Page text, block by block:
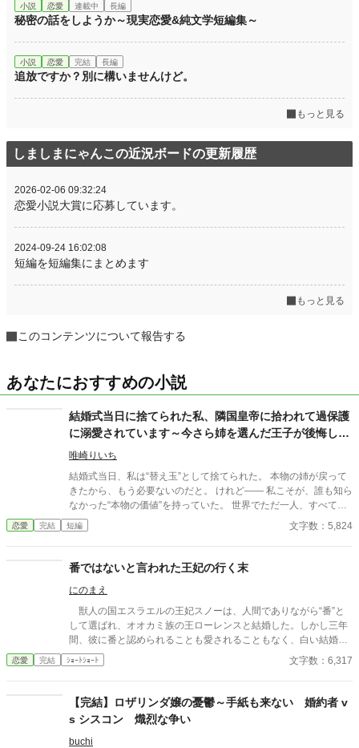
小説 恋愛 連載中 長編
秘密の話をしようか～現実恋愛&純文学短編集～
小説 恋愛 完結 長編
追放ですか？別に構いませんけど。
もっと見る
しましまにゃんこの近況ボードの更新履歴
2026-02-06 09:32:24
恋愛小説大賞に応募しています。
2024-09-24 16:02:08
短編を短編集にまとめます
もっと見る
このコンテンツについて報告する
あなたにおすすめの小説
結婚式当日に捨てられた私、隣国皇帝に拾われて過保護
に溺愛されています～今さら姉を選んだ王子が後悔して
も手遅れです～
唯崎りいち
結婚式当日、私は“替え玉”として捨てられた。 本物の姉が戻って
きたから、もう必要ないのだと。 けれど—— 私こそが、誰も知ら
なかった“本物の価値”を持っていた。 世界でただ一人、すべてを
癒す力。 そして、その価値を知るただ一人の人が、皇帝となって
私を迎えに来る。 これは、すべてを失った少女が、本当に必要と
恋愛 完結 短編 文字数：5,824
番ではないと言われた王妃の行く末
にのまえ
獣人の国エスラエルの王妃スノーは、人間でありながら“番”と
して選ばれ、オオカミ族の王ローレンスと結婚した。しかし三年
間、彼に番と認められることも愛されることもなく、白い結婚の
まま冷遇され続ける。 それでも王妃として国に尽くしてきたス
ノーだったが、ある日、ローレンスが別の令嬢レイアーを懐妊さ
決意し、国を去ろうとする。 しかしその道中、レイアー嬢の実
家の襲撃に遭い、スノーは命を落とす寸前、自身の命と引き換え
に広域回復魔法で多くの命を救う。 これでスノーの、人生は終
わりのはずだった。 だが次に目を覚ますと、スノーは三年前の
恋愛 完結 ｼｮｰﾄｼｮｰﾄ 文字数：6,317
【完結】ロザリンダ嬢の憂鬱～手紙も来ない 婚約者 v
s シスコン 熾烈な争い
buchi